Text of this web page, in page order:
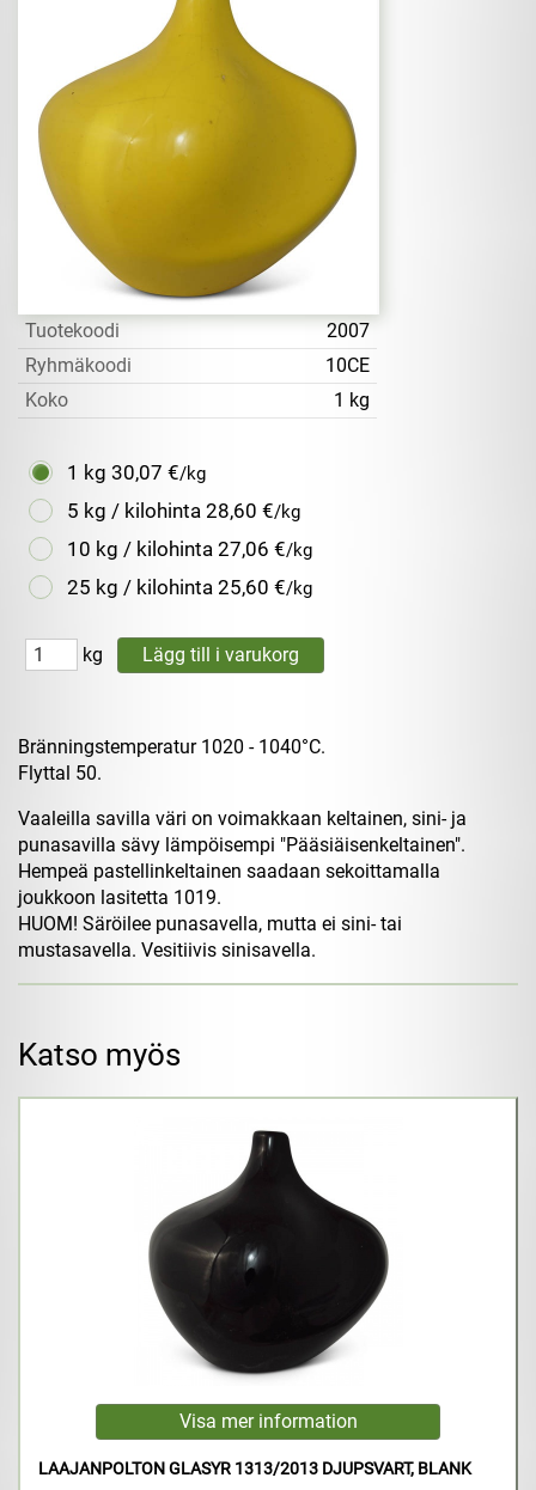
Tuotekoodi
2007
Ryhmäkoodi
10CE
Koko
1 kg
1 kg 30,07 €/kg
5 kg / kilohinta 28,60 €/kg
10 kg / kilohinta 27,06 €/kg
25 kg / kilohinta 25,60 €/kg
kg
Bränningstemperatur 1020 - 1040°C.
Flyttal 50.
Vaaleilla savilla väri on voimakkaan keltainen, sini- ja
punasavilla sävy lämpöisempi "Pääsiäisenkeltainen".
Hempeä pastellinkeltainen saadaan sekoittamalla
joukkoon lasitetta 1019.
HUOM! Säröilee punasavella, mutta ei sini- tai
mustasavella. Vesitiivis sinisavella.
Katso myös
LAAJANPOLTON GLASYR 1313/2013 DJUPSVART, BLANK